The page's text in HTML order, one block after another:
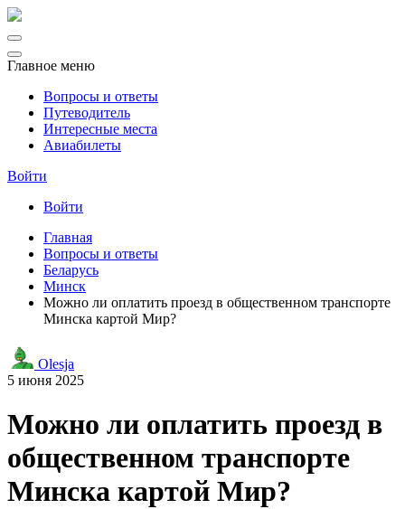
Главное меню
Вопросы и ответы
Путеводитель
Интересные места
Авиабилеты
Войти
Войти
Главная
Вопросы и ответы
Беларусь
Минск
Можно ли оплатить проезд в общественном транспорте
Минска картой Мир?
Olesja
5 июня 2025
Можно ли оплатить проезд в
общественном транспорте
Минска картой Мир?